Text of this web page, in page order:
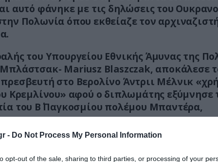
- Do Not Process My Personal Information
opt-out of the sale, sharing to third parties, or processing of your
αυτό φάνηκε με τις δηλώσεις του
Πολωνία όπου εκθείαζε τον
του Υπουργείου Εθνικής Άμυνας της
Mariusz Blaszczak, αποκάλεσε
στο Βερολίνο Άντριι Μέλνικ
Κρεμλίνου» αφού ο διπλωμάτης εξύμνησε
του Β΄ Παγκοσμίου πολέμου Μπαντέρα,
UPA, η οποία διεξήγαγε εθνοκάθαρση του
στη Βολυνία και την Ανατολική Γαλικία το